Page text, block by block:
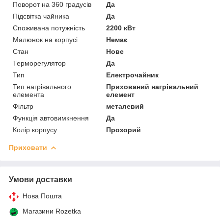
Поворот на 360 градусів
Да
Підсвітка чайника
Да
Споживана потужність
2200 кВт
Малюнок на корпусі
Немає
Стан
Нове
Терморегулятор
Да
Тип
Електрочайник
Тип нагрівального
елемента
Прихований нагрівальний
елемент
Фільтр
металевий
Функція автовимкнення
Да
Колір корпусу
Прозорий
Приховати
Умови доставки
Нова Пошта
Магазини Rozetka